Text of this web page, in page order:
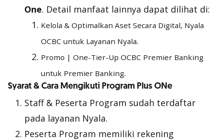
One. Detail manfaat lainnya dapat dilihat di:
Kelola & Optimalkan Aset Secara Digital, Nyala
OCBC untuk Layanan Nyala.
Promo | One-Tier-Up OCBC Premier Banking
untuk Premier Banking.
Syarat & Cara Mengikuti Program Plus ONe
Staff & Peserta Program sudah terdaftar
pada layanan Nyala.
Peserta Program memiliki rekening